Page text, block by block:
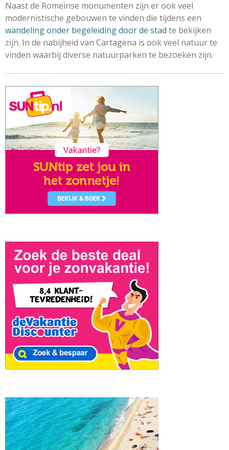
Naast de Romeinse monumenten zijn er ook veel
modernistische gebouwen te vinden die tijdens een
wandeling onder begeleiding door de stad te bekijken
zijn. In de nabijheid van Cartagena is ook veel natuur te
vinden waarbij diverse natuurparken te bezoeken zijn.